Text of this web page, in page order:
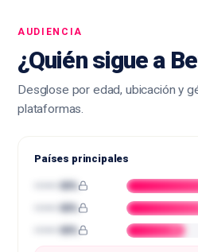
AUDIENCIA
¿Quién sigue a
Desglose por edad, ubicación y
plataformas.
Países principales
•••••• 00%
•••••• 00%
•••••• 00% ••